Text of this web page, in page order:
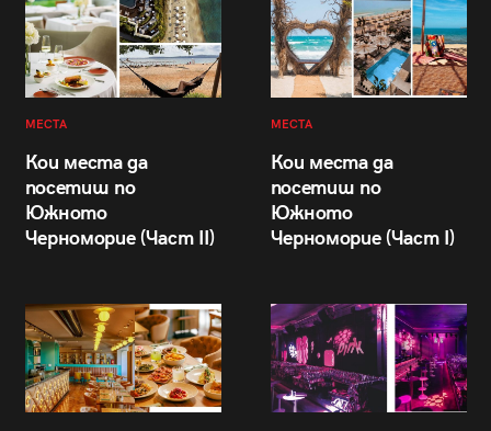
МЕСТА
Кои места да
посетиш по
Южното
Черноморие (Част II)
МЕСТА
Кои места да
посетиш по
Южното
Черноморие (Част I)